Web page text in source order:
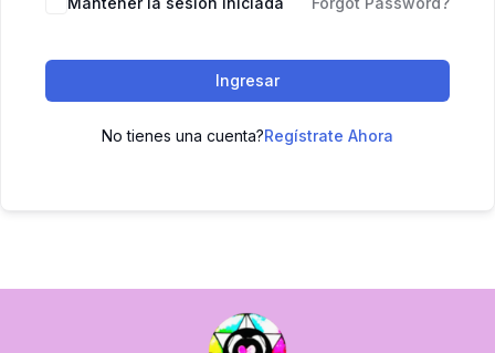
Ingresar
No tienes una cuenta?Regístrate Ahora